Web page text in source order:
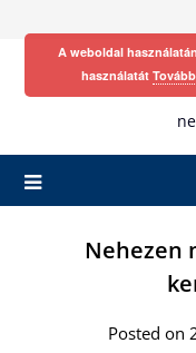
Nehezen
Posted on
A weboldal
használatát